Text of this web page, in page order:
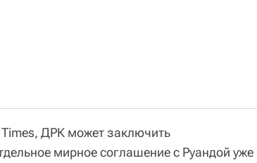
ДРК может заключить
мирное соглашение с Руандой уже